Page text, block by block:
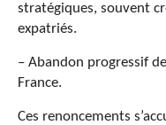
stratégiques, souvent
expatriés.
– Abandon progressif
France.
Ces renoncements